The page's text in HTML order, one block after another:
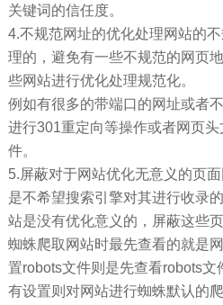
关键词的信任度。
4.不规范网址的优化处理网站的
理的，避免有一些不规范的网页
些网站进行优化处理规范化。
例如有很多的带端口的网址或者
进行301重定向等操作或者网页
件。
5.屏蔽对于网站优化无意义的页
是不希望搜索引擎对其进行收录
站是没有优化意义的，屏蔽这些
蜘蛛爬取网站时最先查看的就是
置robots文件则是先查看robots
有设置则对网站进行蜘蛛默认的爬